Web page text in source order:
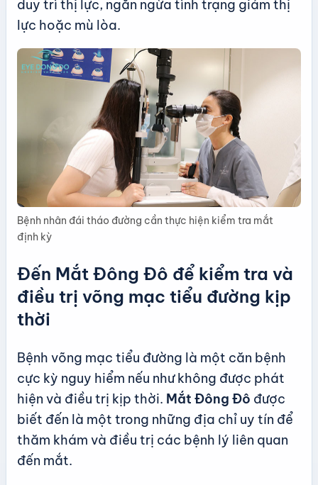
duy trì thị lực, ngăn ngừa tình trạng giảm thị
lực hoặc mù lòa.
Bệnh nhân đái tháo đường cần thực hiện kiểm tra mắt
định kỳ
Đến Mắt Đông Đô để kiểm tra và
điều trị võng mạc tiểu đường kịp
thời
Bệnh võng mạc tiểu đường là một căn bệnh
cực kỳ nguy hiểm nếu như không được phát
hiện và điều trị kịp thời. Mắt Đông Đô được
biết đến là một trong những địa chỉ uy tín để
thăm khám và điều trị các bệnh lý liên quan
đến mắt.